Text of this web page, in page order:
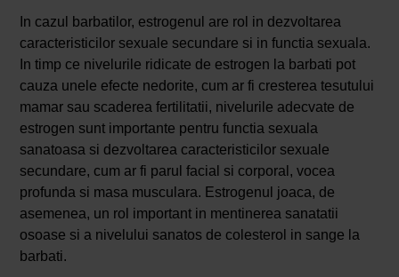
In cazul barbatilor, estrogenul are rol in dezvoltarea
caracteristicilor sexuale secundare si in functia sexuala.
In timp ce nivelurile ridicate de estrogen la barbati pot
cauza unele efecte nedorite, cum ar fi cresterea tesutului
mamar sau scaderea fertilitatii, nivelurile adecvate de
estrogen sunt importante pentru functia sexuala
sanatoasa si dezvoltarea caracteristicilor sexuale
secundare, cum ar fi parul facial si corporal, vocea
profunda si masa musculara. Estrogenul joaca, de
asemenea, un rol important in mentinerea sanatatii
osoase si a nivelului sanatos de colesterol in sange la
barbati.